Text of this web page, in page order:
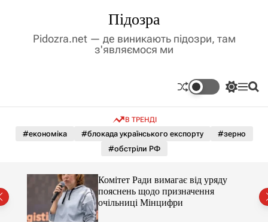
у
Підозра
Pidozra.net — де виникають підозри, там
з'являємося ми
П
м
к
о
М П
В ТРЕНДІ
#економіка #блокада українського експорту
#зерно
#обстріли РФ
Комітет Ради вимагає від уряду
пояснень щодо призначення
очільниці Мінцифри